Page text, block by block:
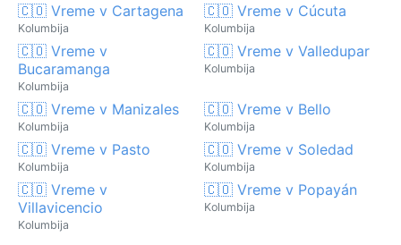
🇨🇴 Vreme v Cartagena
Kolumbija
🇨🇴 Vreme v Cúcuta
Kolumbija
🇨🇴 Vreme v
Bucaramanga
Kolumbija
🇨🇴 Vreme v Valledupar
Kolumbija
🇨🇴 Vreme v Manizales
Kolumbija
🇨🇴 Vreme v Bello
Kolumbija
🇨🇴 Vreme v Pasto
Kolumbija
🇨🇴 Vreme v Soledad
Kolumbija
🇨🇴 Vreme v
Villavicencio
Kolumbija
🇨🇴 Vreme v Popayán
Kolumbija